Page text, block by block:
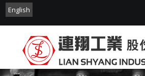
English
English